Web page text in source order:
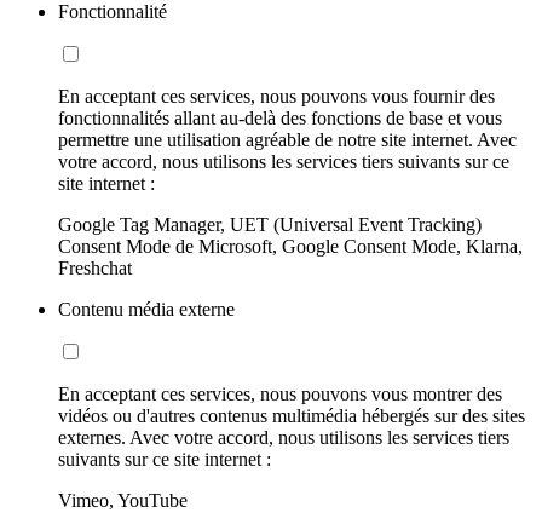
Fonctionnalité
En acceptant ces services, nous pouvons vous fournir des
fonctionnalités allant au-delà des fonctions de base et vous
permettre une utilisation agréable de notre site internet. Avec
votre accord, nous utilisons les services tiers suivants sur ce
site internet :
Google Tag Manager, UET (Universal Event Tracking)
Consent Mode de Microsoft, Google Consent Mode, Klarna,
Freshchat
Contenu média externe
En acceptant ces services, nous pouvons vous montrer des
vidéos ou d'autres contenus multimédia hébergés sur des sites
externes. Avec votre accord, nous utilisons les services tiers
suivants sur ce site internet :
Vimeo, YouTube